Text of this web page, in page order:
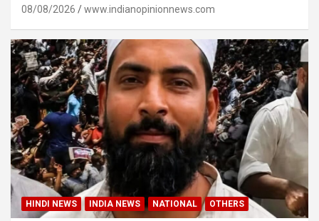
08/08/2026 www.indianopinionnews.com
HINDI NEWS INDIA NEWS NATIONAL OTHERS